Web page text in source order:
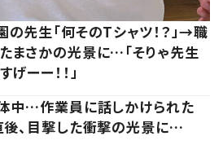
先生「何そのTシャツ！？」→職
まさかの光景に…「そりゃ先生
ーー！！」
中…作業員に話しかけられた
後、目撃した衝撃の光景に…